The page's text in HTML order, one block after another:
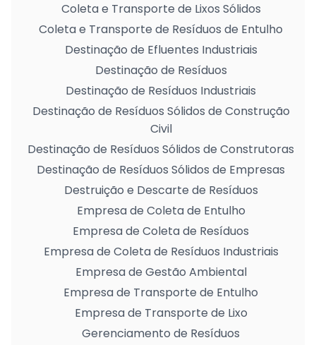
Coleta e Transporte de Lixos Sólidos
Coleta e Transporte de Resíduos de Entulho
Destinação de Efluentes Industriais
Destinação de Resíduos
Destinação de Resíduos Industriais
Destinação de Resíduos Sólidos de Construção
Civil
Destinação de Resíduos Sólidos de Construtoras
Destinação de Resíduos Sólidos de Empresas
Destruição e Descarte de Resíduos
Empresa de Coleta de Entulho
Empresa de Coleta de Resíduos
Empresa de Coleta de Resíduos Industriais
Empresa de Gestão Ambiental
Empresa de Transporte de Entulho
Empresa de Transporte de Lixo
Gerenciamento de Resíduos